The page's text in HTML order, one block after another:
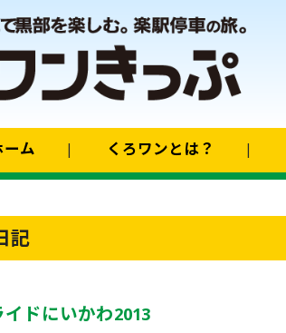
ーム くろワンとは？
記
ドにいかわ2013